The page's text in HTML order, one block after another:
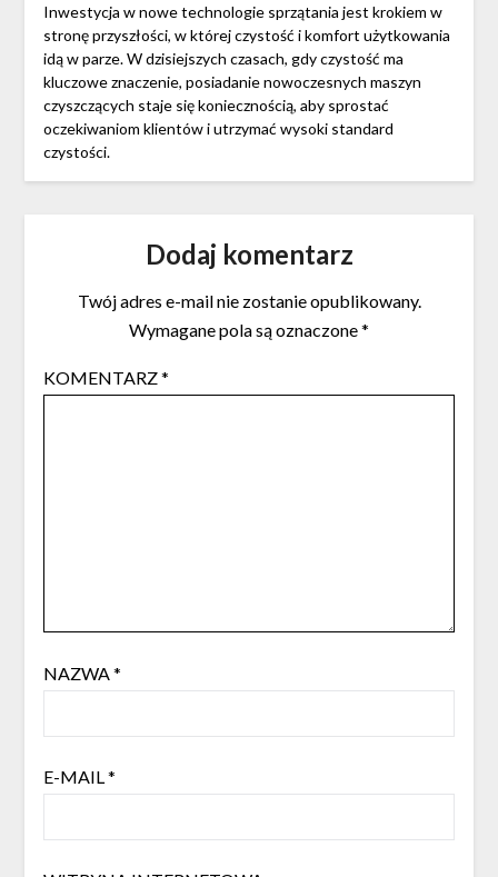
Inwestycja w nowe technologie sprzątania jest krokiem w
stronę przyszłości, w której czystość i komfort użytkowania
idą w parze. W dzisiejszych czasach, gdy czystość ma
kluczowe znaczenie, posiadanie nowoczesnych maszyn
czyszczących staje się koniecznością, aby sprostać
oczekiwaniom klientów i utrzymać wysoki standard
czystości.
Dodaj komentarz
Twój adres e-mail nie zostanie opublikowany.
Wymagane pola są oznaczone*
KOMENTARZ*
NAZWA*
E-MAIL*